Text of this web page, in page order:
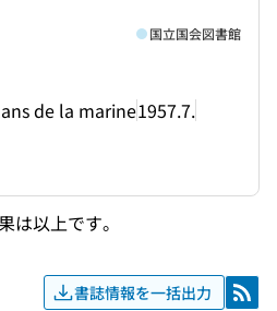
de la marine1957.7.
国立国会図書館
は以上です。
書誌情報を一括出力 RSS